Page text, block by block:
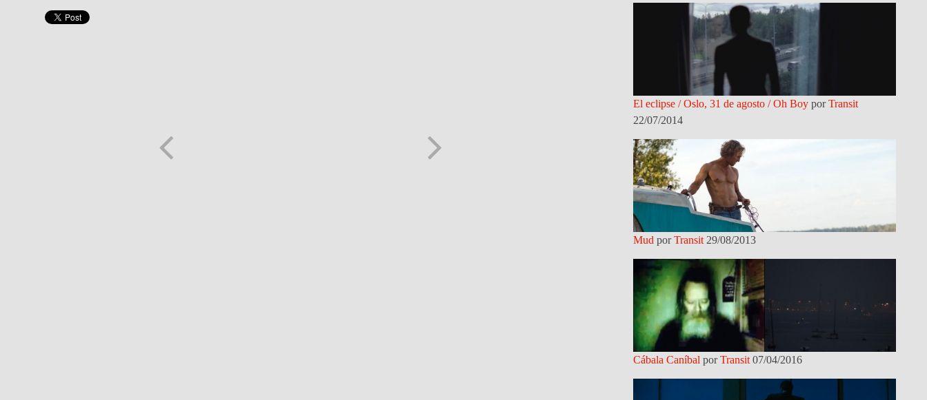
El eclipse / Oslo, 31 de agosto / Oh BoyporTransit
22/07/2014
Mud porTransit 29/08/2013
Cábala Caníbal porTransit 07/04/2016